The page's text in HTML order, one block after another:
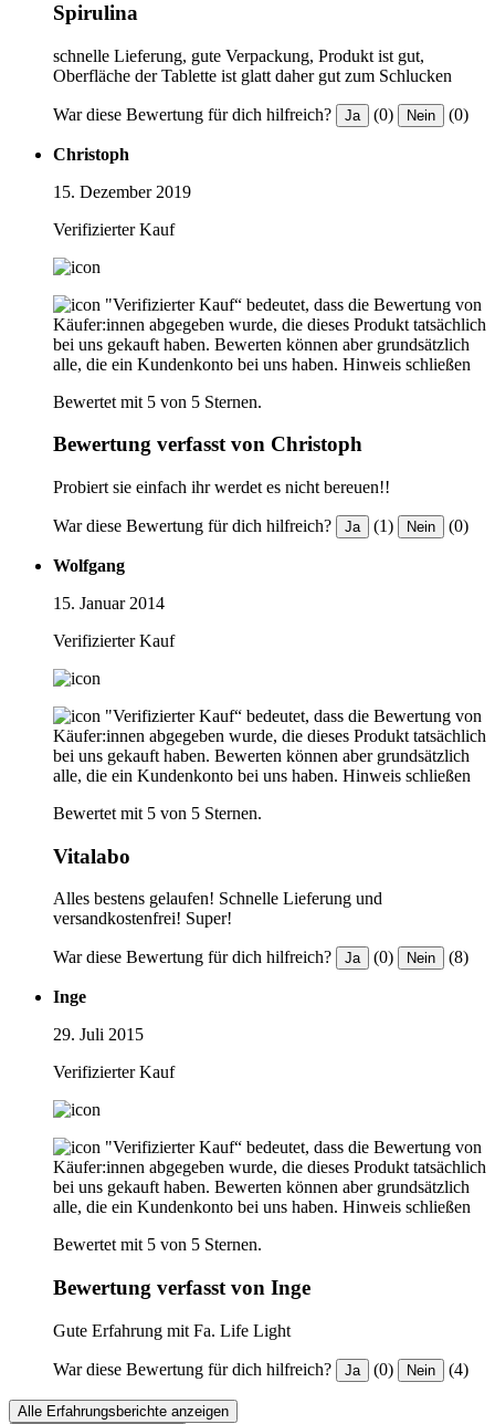
Spirulina
schnelle Lieferung, gute Verpackung, Produkt ist gut,
Oberfläche der Tablette ist glatt daher gut zum Schlucken
War diese Bewertung für dich hilfreich? Ja (0) Nein (0)
Christoph
15. Dezember 2019
Verifizierter Kauf
"Verifizierter Kauf“ bedeutet, dass die Bewertung von
Käufer:innen abgegeben wurde, die dieses Produkt tatsächlich
bei uns gekauft haben. Bewerten können aber grundsätzlich
alle, die ein Kundenkonto bei uns haben. Hinweis schließen
Bewertet mit 5 von 5 Sternen.
Bewertung verfasst von Christoph
Probiert sie einfach ihr werdet es nicht bereuen!!
War diese Bewertung für dich hilfreich? Ja (1) Nein (0)
Wolfgang
15. Januar 2014
Verifizierter Kauf
"Verifizierter Kauf“ bedeutet, dass die Bewertung von
Käufer:innen abgegeben wurde, die dieses Produkt tatsächlich
bei uns gekauft haben. Bewerten können aber grundsätzlich
alle, die ein Kundenkonto bei uns haben. Hinweis schließen
Bewertet mit 5 von 5 Sternen.
Vitalabo
Alles bestens gelaufen! Schnelle Lieferung und
versandkostenfrei! Super!
War diese Bewertung für dich hilfreich? Ja (0) Nein (8)
Inge
29. Juli 2015
Verifizierter Kauf
"Verifizierter Kauf“ bedeutet, dass die Bewertung von
Käufer:innen abgegeben wurde, die dieses Produkt tatsächlich
bei uns gekauft haben. Bewerten können aber grundsätzlich
alle, die ein Kundenkonto bei uns haben. Hinweis schließen
Bewertet mit 5 von 5 Sternen.
Bewertung verfasst von Inge
Gute Erfahrung mit Fa. Life Light
War diese Bewertung für dich hilfreich? Ja (0) Nein (4)
Alle Erfahrungsberichte anzeigen